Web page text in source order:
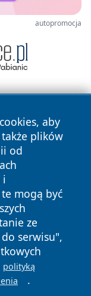
autopromocja
aby
także plików
od
i
mogą być
ze
serwisu",
polityką
.
prawa
Polityka
Cookies